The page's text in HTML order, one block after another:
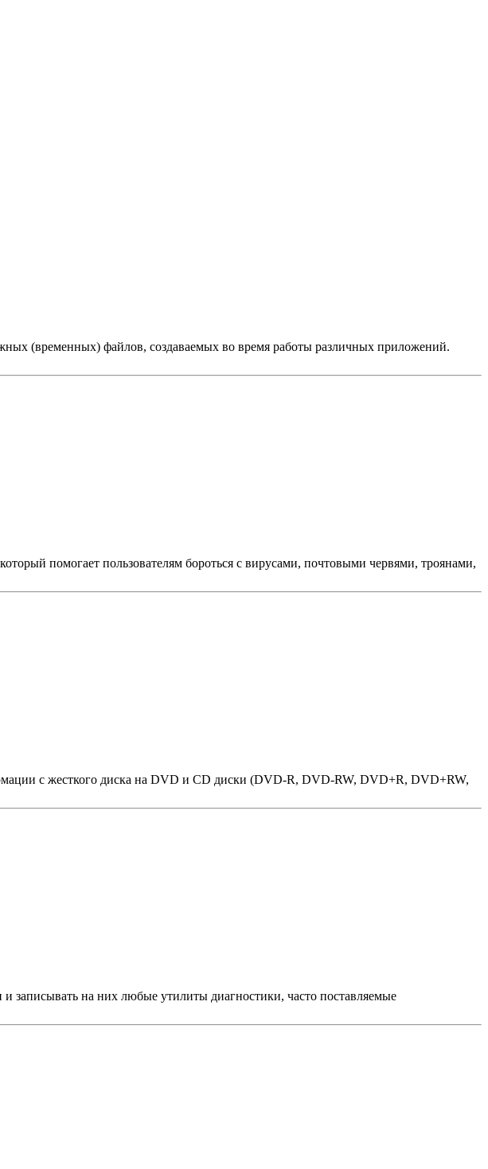
(временных) файлов, создаваемых во время работы различных приложений.
помогает пользователям бороться с вирусами, почтовыми червями, троянами,
с жесткого диска на DVD и CD диски (DVD-R, DVD-RW, DVD+R, DVD+RW,
записывать на них любые утилиты диагностики, часто поставляемые